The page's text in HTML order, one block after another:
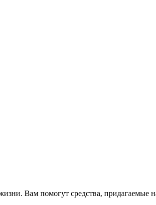
Вам помогут средства, придагаемые